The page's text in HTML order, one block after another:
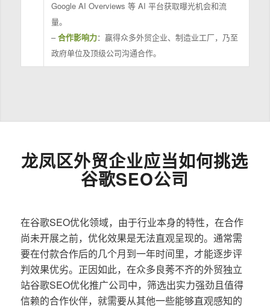
Google AI Overviews 等 AI 平台获取曝光机会和流
量。
–合作影响力：赢得众多外贸企业、制造业工厂，乃至
政府单位及顶级公司沟通合作。
龙凤区外贸企业应当如何挑选
谷歌SEO公司
在谷歌SEO优化领域，由于行业本身的特性，在合作
尚未开展之前，优化效果是无法直观呈现的。通常需
要在付款合作后的几个月到一年时间里，才能逐步评
判效果优劣。正因如此，在众多良莠不齐的外贸独立
站谷歌SEO优化推广公司中，筛选出实力强劲且值得
信赖的合作伙伴，就需要从其他一些能够直观感知的